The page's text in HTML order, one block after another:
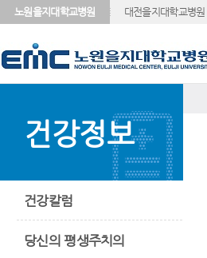
노원을지대학교병원 대전을지대학교병원
건강정보
건강칼럼
당신의 평생주치의